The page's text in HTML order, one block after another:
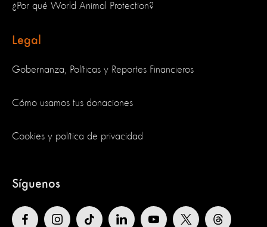
¿Por qué World Animal Protection?
Legal
Gobernanza, Políticas y Reportes Financieros
Cómo usamos tus donaciones
Cookies y política de privacidad
Síguenos